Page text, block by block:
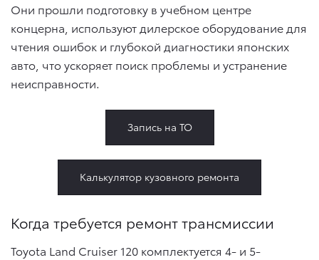
Они прошли подготовку в учебном центре
концерна, используют дилерское оборудование для
чтения ошибок и глубокой диагностики японских
авто, что ускоряет поиск проблемы и устранение
неисправности.
Запись на ТО
Калькулятор кузовного ремонта
Когда требуется ремонт трансмиссии
Toyota Land Cruiser 120 комплектуется 4- и 5-